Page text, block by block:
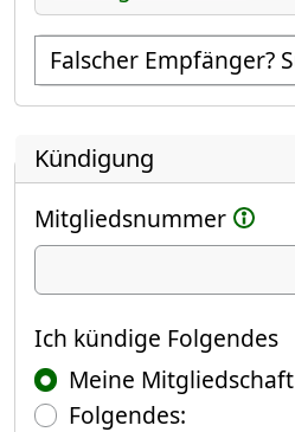
Empfänger suchen
Kündigung
Mitgliedsnummer
Ich kündige
Ich kündige Folgendes
Meine Mitgliedschaft
Folgendes: